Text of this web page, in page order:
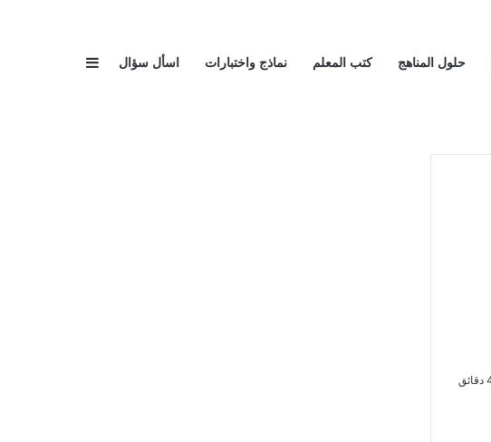
حلول المناهج كتب المعلم نماذج واختبارات اسأل سؤال إضافة عمود